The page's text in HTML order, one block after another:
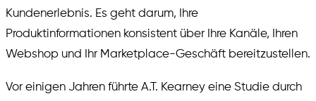
Kundenerlebnis. Es geht darum, Ihre
Produktinformationen konsistent über Ihre Kanäle, Ihren
Webshop und Ihr Marketplace-Geschäft bereitzustellen.
Vor einigen Jahren führte A.T. Kearney eine Studie durch